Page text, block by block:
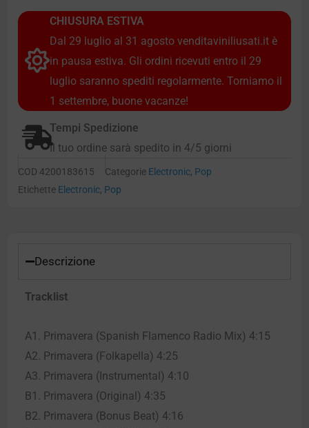
CHIUSURA ESTIVA
Dal 29 luglio al 31 agosto venditaviniliusati.it è
in pausa estiva. Gli ordini ricevuti entro il 29
luglio saranno spediti regolarmente. Torniamo il
1 settembre, buone vacanze!
Tempi Spedizione
Il tuo ordine sarà spedito in 4/5 giorni
COD 4200183615 Categorie Electronic, Pop
Etichette Electronic, Pop
Descrizione
Tracklist
A1. Primavera (Spanish Flamenco Radio Mix) 4:15
A2. Primavera (Folkapella) 4:25
A3. Primavera (Instrumental) 4:10
B1. Primavera (Original) 4:35
B2. Primavera (Bonus Beat) 4:16